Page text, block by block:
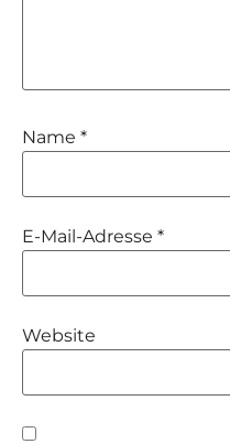
Name *
E-Mail-Adresse *
Website